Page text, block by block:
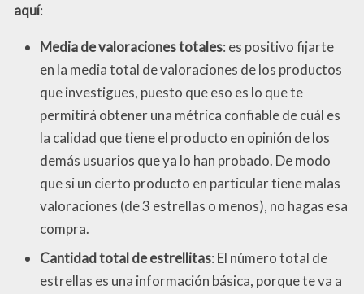
aquí:
Media de valoraciones totales: es positivo fijarte
en la media total de valoraciones de los productos
que investigues, puesto que eso es lo que te
permitirá obtener una métrica confiable de cuál es
la calidad que tiene el producto en opinión de los
demás usuarios que ya lo han probado. De modo
que si un cierto producto en particular tiene malas
valoraciones (de 3 estrellas o menos), no hagas esa
compra.
Cantidad total de estrellitas: El número total de
estrellas es una información básica, porque te va a